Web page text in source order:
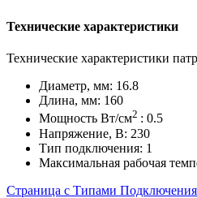
Технические характеристики
Технические характеристики
Диаметр, мм: 16.8
Длина, мм: 160
Мощность Вт/см2 : 0.5
Напряжение, В: 230
Тип подключения: 1
Максимальная рабочая
Страница с Типами Подключения